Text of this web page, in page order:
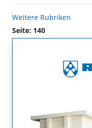
Weitere Rubriken
Seite: 140